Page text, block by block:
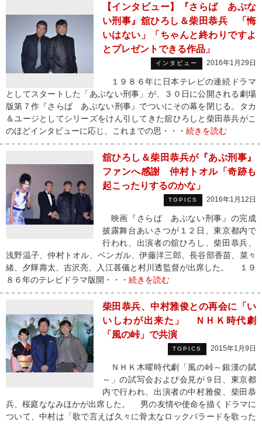
【インタビュー】『さらば あぶな
い刑事』舘ひろし＆柴田恭兵 「悔
いはない」「ちゃんと終わりですよ
とプレゼントできる作品」
インタビュー 2016年1月29日
１９８６年に日本テレビの連続ドラマ
としてスタートした「あぶない刑事」が、３０日に公開される劇場
版第７作『さらば あぶない刑事』でついにその幕を閉じる。タカ
＆ユージとしてシリーズをけん引してきた舘ひろしと柴田恭兵がこ
のほどインタビューに応じ、これまでの思・・・ 続きを読む
舘ひろし＆柴田恭兵が『あぶ刑事』
ファンへ感謝 仲村トオル「奇跡も
起こったりするのかな」
TOPICS 2016年1月12日
映画『さらば あぶない刑事』の完成
披露舞台あいさつが１２日、東京都内で
行われ、出演者の舘ひろし、柴田恭兵、
浅野温子、仲村トオル、ベンガル、伊藤洋三郎、長谷部香苗、菜々
緒、夕輝壽太、吉沢亮、入江甚儀と村川透監督が出席した。 １９
８６年のテレビドラマ版開・・・ 続きを読む
柴田恭兵、中村雅俊との再会に「い
いしわが出来た」 ＮＨＫ時代劇
「風の峠」で共演
TOPICS 2015年1月9日
ＮＨＫ木曜時代劇「風の峠～銀漢の賦
～」の試写会および会見が９日、東京都
内で行われ、出演者の中村雅俊、柴田恭
兵、桜庭ななみほかが出席した。 男の友情や使命を描くドラマに
ついて、中村は「歌で言えば久々に骨太なロックバラードを歌った